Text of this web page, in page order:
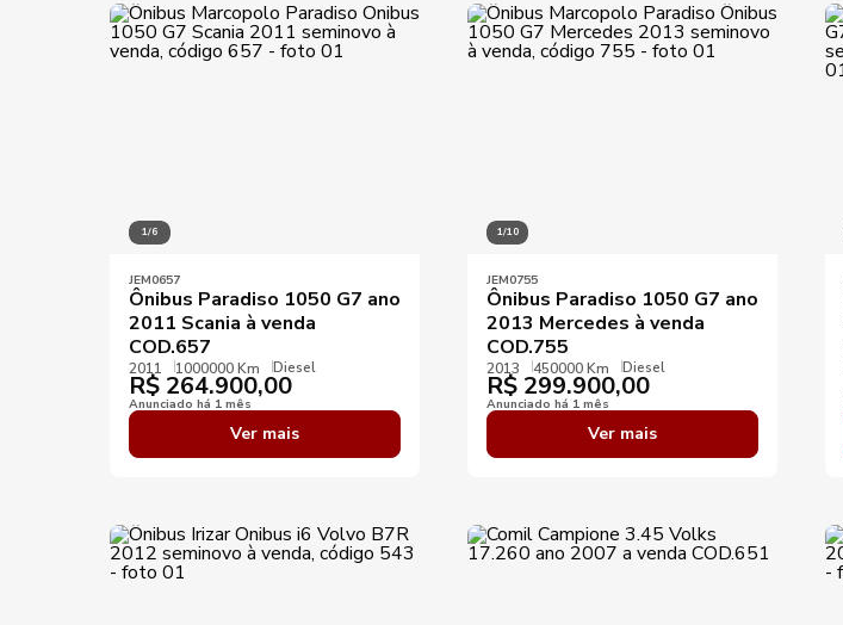
1/6
JEM0657
Ônibus Paradiso 1050 G7 ano
2011 Scania à venda
COD.657
2011 1000000 Km Diesel
R$ 264.900,00
Anunciado há 1 mês
Ver mais
1/10
JEM0755
Ônibus Paradiso 1050 G7 ano
2013 Mercedes à venda
COD.755
2013 450000 Km Diesel
R$ 299.900,00
Anunciado há 1 mês
Ver mais